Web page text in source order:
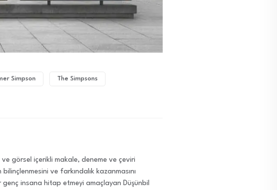
Simpson The Simpsons
görsel içerikli makale, deneme ve çeviri
ve farkındalık kazanmasını
genç insana hitap etmeyi amaçlayan Düşünbil